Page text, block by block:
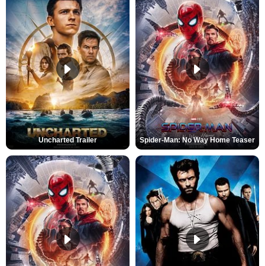
Uncharted Trailer Spider-Man: No Way Home Teaser